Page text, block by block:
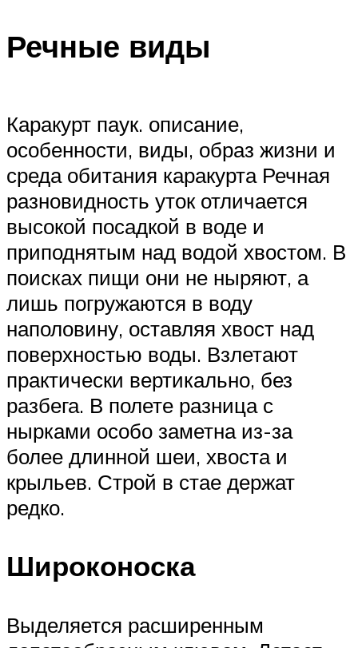
Речные виды
Каракурт паук. описание,
особенности, виды, образ жизни и
среда обитания каракурта Речная
разновидность уток отличается
высокой посадкой в воде и
приподнятым над водой хвостом. В
поисках пищи они не ныряют, а
лишь погружаются в воду
наполовину, оставляя хвост над
поверхностью воды. Взлетают
практически вертикально, без
разбега. В полете разница с
нырками особо заметна из-за
более длинной шеи, хвоста и
крыльев. Строй в стае держат
редко.
Широконоска
Выделяется расширенным